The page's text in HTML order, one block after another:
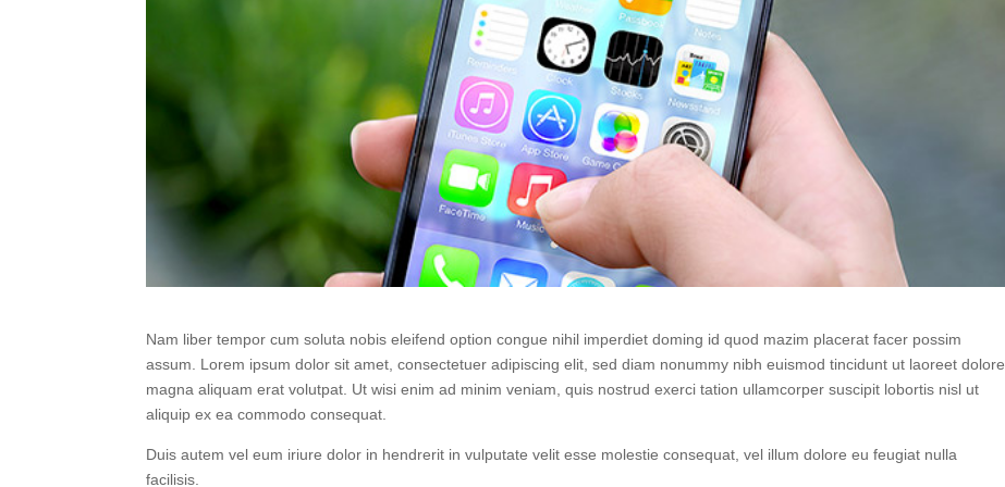
Nam liber tempor cum soluta nobis eleifend option congue nihil imperdiet doming id quod mazim placerat facer possim
assum. Lorem ipsum dolor sit amet, consectetuer adipiscing elit, sed diam nonummy nibh euismod tincidunt ut laoreet dolore
magna aliquam erat volutpat. Ut wisi enim ad minim veniam, quis nostrud exerci tation ullamcorper suscipit lobortis nisl ut
aliquip ex ea commodo consequat.
Duis autem vel eum iriure dolor in hendrerit in vulputate velit esse molestie consequat, vel illum dolore eu feugiat nulla
facilisis.